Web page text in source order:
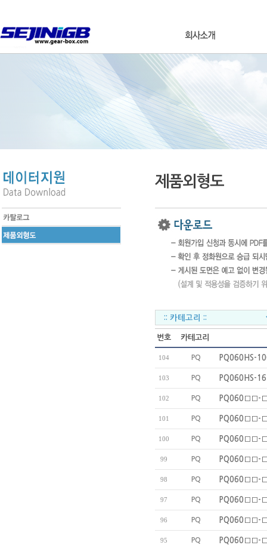
제품외형도
번호 카테고리
104 PQ PQ060HS-
103 PQ PQ060HS-
102 PQ PQ060□□-
101 PQ PQ060□□-
100 PQ PQ060□□-
99 PQ PQ060□□-
98 PQ PQ060□□-
97 PQ PQ060□□-
96 PQ PQ060□□-
95 PQ PQ060□□-